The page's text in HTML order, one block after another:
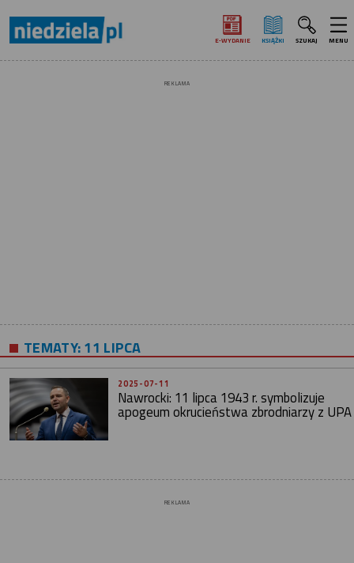
E‑WYDANIE KSIĄŻKI SZUKAJ MENU
REKLAMA
TEMATY:11 LIPCA
2025-07-11
Nawrocki: 11 lipca 1943 r. symbolizuje
apogeum okrucieństwa zbrodniarzy z UPA
REKLAMA